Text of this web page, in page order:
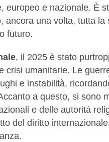
europeo e nazionale. È
ancora una volta, tutta
futuro.
, il 2025 è stato
crisi umanitarie. Le
e instabilità,
a questo, si sono
e delle autorità
del diritto